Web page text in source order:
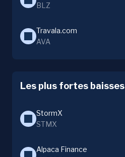
BLZ
Travala.com
AVA
Les plus fortes baisses
StormX
STMX
Alpaca Finance